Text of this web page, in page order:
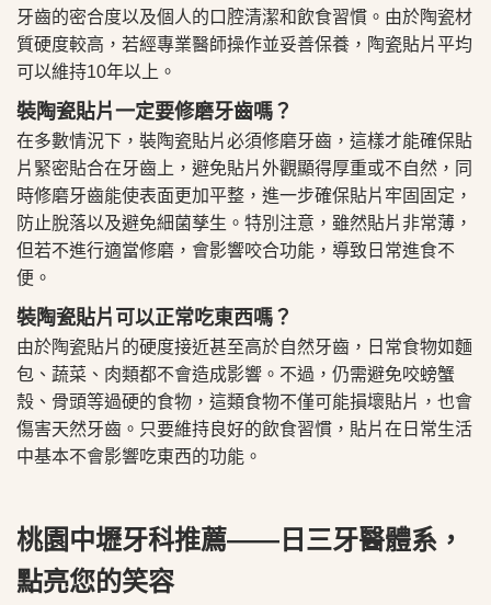
牙齒的密合度以及個人的口腔清潔和飲食習慣。由於陶瓷材
質硬度較高，若經專業醫師操作並妥善保養，陶瓷貼片平均
可以維持10年以上。
裝陶瓷貼片一定要修磨牙齒嗎？
在多數情況下，裝陶瓷貼片必須修磨牙齒，這樣才能確保貼
片緊密貼合在牙齒上，避免貼片外觀顯得厚重或不自然，同
時修磨牙齒能使表面更加平整，進一步確保貼片牢固固定，
防止脫落以及避免細菌孳生。特別注意，雖然貼片非常薄，
但若不進行適當修磨，會影響咬合功能，導致日常進食不
便。
裝陶瓷貼片可以正常吃東西嗎？
由於陶瓷貼片的硬度接近甚至高於自然牙齒，日常食物如麵
包、蔬菜、肉類都不會造成影響。不過，仍需避免咬螃蟹
殼、骨頭等過硬的食物，這類食物不僅可能損壞貼片，也會
傷害天然牙齒。只要維持良好的飲食習慣，貼片在日常生活
中基本不會影響吃東西的功能。
桃園中壢牙科推薦——日三牙醫體系，
點亮您的笑容